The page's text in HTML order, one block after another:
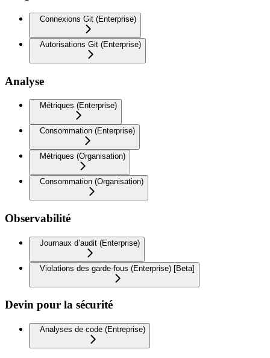
Connexions Git (Enterprise)
Autorisations Git (Enterprise)
Analyse
Métriques (Enterprise)
Consommation (Enterprise)
Métriques (Organisation)
Consommation (Organisation)
Observabilité
Journaux d’audit (Enterprise)
Violations des garde-fous (Enterprise) [Beta]
Devin pour la sécurité
Analyses de code (Entreprise)